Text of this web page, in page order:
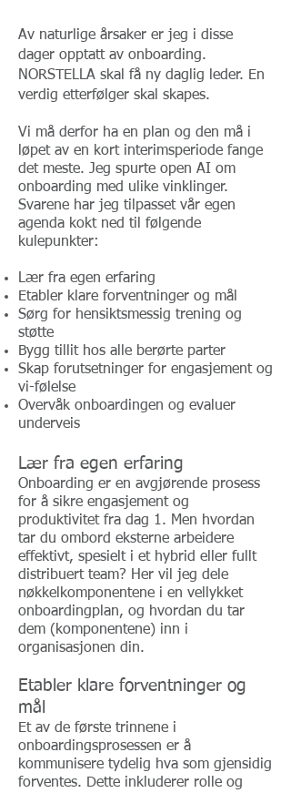
Av naturlige årsaker er jeg i disse
dager opptatt av onboarding.
NORSTELLA skal få ny daglig leder. En
verdig etterfølger skal skapes.
Vi må derfor ha en plan og den må i
løpet av en kort interimsperiode fange
det meste. Jeg spurte open AI om
onboarding med ulike vinklinger.
Svarene har jeg tilpasset vår egen
agenda kokt ned til følgende
kulepunkter:
Lær fra egen erfaring
Etabler klare forventninger og mål
Sørg for hensiktsmessig trening og
støtte
Bygg tillit hos alle berørte parter
Skap forutsetninger for engasjement og
vi-følelse
Overvåk onboardingen og evaluer
underveis
Lær fra egen erfaring
Onboarding er en avgjørende prosess
for å sikre engasjement og
produktivitet fra dag 1. Men hvordan
tar du ombord eksterne arbeidere
effektivt, spesielt i et hybrid eller fullt
distribuert team? Her vil jeg dele
nøkkelkomponentene i en vellykket
onboardingplan, og hvordan du tar
dem (komponentene) inn i
organisasjonen din.
Etabler klare forventninger og
mål
Et av de første trinnene i
onboardingsprosessen er å
kommunisere tydelig hva som gjensidig
forventes. Dette inkluderer rolle og